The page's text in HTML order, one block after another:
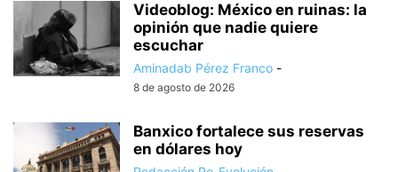
Videoblog: México en ruinas: la
opinión que nadie quiere
escuchar
Aminadab Pérez Franco -
8 de agosto de 2026
Banxico fortalece sus reservas
en dólares hoy